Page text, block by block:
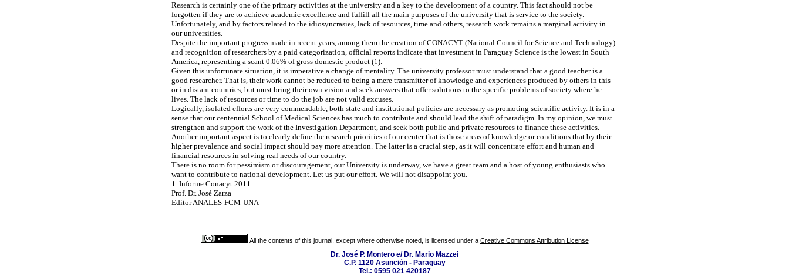
Research is certainly one of the primary activities at the university and a key to the development of a country. This fact should not be
forgotten if they are to achieve academic excellence and fulfill all the main purposes of the university that is service to the society.
Unfortunately, and by factors related to the idiosyncrasies, lack of resources, time and others, research work remains a marginal activity in
our universities.
Despite the important progress made in recent years, among them the creation of CONACYT (National Council for Science and Technology)
and recognition of researchers by a paid categorization, official reports indicate that investment in Paraguay Science is the lowest in South
America, representing a scant 0.06% of gross domestic product (1).
Given this unfortunate situation, it is imperative a change of mentality. The university professor must understand that a good teacher is a
good researcher. That is, their work cannot be reduced to being a mere transmitter of knowledge and experiences produced by others in this
or in distant countries, but must bring their own vision and seek answers that offer solutions to the specific problems of society where he
lives. The lack of resources or time to do the job are not valid excuses.
Logically, isolated efforts are very commendable, both state and institutional policies are necessary as promoting scientific activity. It is in a
sense that our centennial School of Medical Sciences has much to contribute and should lead the shift of paradigm. In my opinion, we must
strengthen and support the work of the Investigation Department, and seek both public and private resources to finance these activities.
Another important aspect is to clearly define the research priorities of our center that is those areas of knowledge or conditions that by their
higher prevalence and social impact should pay more attention. The latter is a crucial step, as it will concentrate effort and human and
financial resources in solving real needs of our country.
There is no room for pessimism or discouragement, our University is underway, we have a great team and a host of young enthusiasts who
want to contribute to national development. Let us put our effort. We will not disappoint you.
1. Informe Conacyt 2011.
Prof. Dr. José Zarza
Editor ANALES-FCM-UNA
All the contents of this journal, except where otherwise noted, is licensed under a Creative Commons Attribution License
Dr. José P. Montero e/ Dr. Mario Mazzei
C.P. 1120 Asunción - Paraguay
Tel.: 0595 021 420187